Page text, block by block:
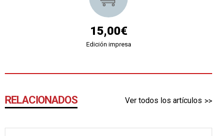
15,00€
Edición impresa
RELACIONADOS Ver todos los artículos